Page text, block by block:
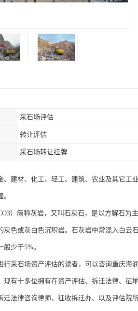
采石场评估
转让评估
采石场转让挂牌
、建材、化工、轻工、建筑、农业及其它工
）简称灰岩，又叫石灰石，是以方解石
灰色或灰白色沉积岩。石灰岩中常混入白云
少于5%。
行采石场资产评估的读者，可以咨询重庆海
现有十多位拥有在资产评估、拆迁法律、征
迁法律咨询律师、征收拆迁办、以及评估院